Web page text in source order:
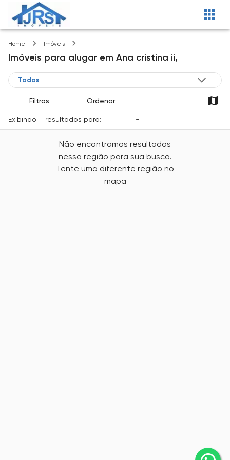
Home Imóveis
Imóveis para alugar em Ana cristina ii,
Filtros Ordenar
Exibindo resultados para: -
Não encontramos resultados
nessa região para sua busca.
Tente uma diferente região no
mapa